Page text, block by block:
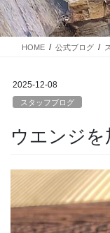
移
動
HOME 公式ブログ
2025-12-08
スタッフブログ
ウエンジ